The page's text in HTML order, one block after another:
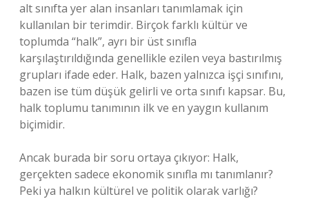
alt sınıfta yer alan insanları tanımlamak için
kullanılan bir terimdir. Birçok farklı kültür ve
toplumda “halk”, ayrı bir üst sınıfla
karşılaştırıldığında genellikle ezilen veya bastırılmış
grupları ifade eder. Halk, bazen yalnızca işçi sınıfını,
bazen ise tüm düşük gelirli ve orta sınıfı kapsar. Bu,
halk toplumu tanımının ilk ve en yaygın kullanım
biçimidir.
Ancak burada bir soru ortaya çıkıyor: Halk,
gerçekten sadece ekonomik sınıfla mı tanımlanır?
Peki ya halkın kültürel ve politik olarak varlığı?